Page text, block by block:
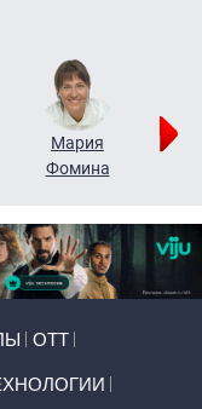
Мария
Фомина
ОТТ